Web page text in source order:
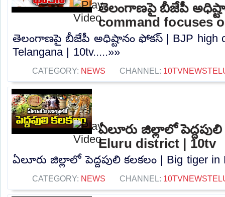
తెలంగాణపై బీజేపీ
command focuses
తెలంగాణపై బీజేపీ అధిష్టానం ఫోకస్ | BJP high
Telangana | 10tv.....»»
CATEGORY: NEWS CHANNEL:
ఏలూరు జిల్లాలో
Eluru district | 10tv
ఏలూరు జిల్లాలో పెద్దపులి కలకలం | Big tiger in
CATEGORY: NEWS CHANNEL: